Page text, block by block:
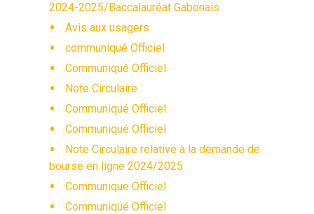
2024-2025/Baccalauréat Gabonais
Avis aux usagers
communiqué Officiel
Communiqué Officiel
Note Circulaire
Communiqué Officiel
Communiqué Officiel
Note Circulaire relative à la demande de
bourse en ligne 2024/2025
Communique Officiel
Communiqué Officiel